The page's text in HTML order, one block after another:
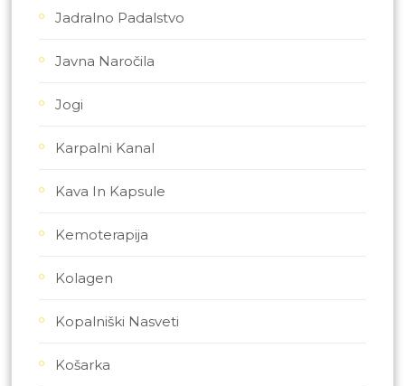
Jadralno Padalstvo
Javna Naročila
Jogi
Karpalni Kanal
Kava In Kapsule
Kemoterapija
Kolagen
Kopalniški Nasveti
Košarka